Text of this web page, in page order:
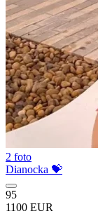
2 foto
Dianocka 💝
95
1100 EUR